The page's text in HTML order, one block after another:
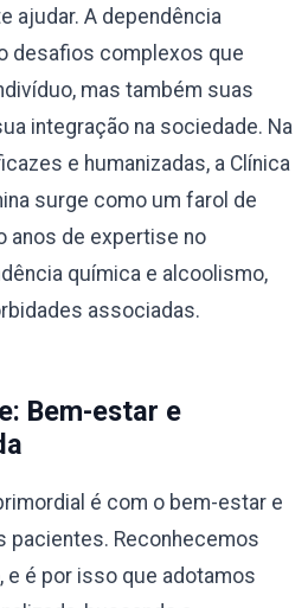
ajudar. A dependência
desafios complexos que
mas também suas
integração na sociedade. Na
e humanizadas, a Clínica
surge como um farol de
anos de expertise no
química e alcoolismo,
associadas.
Bem-estar e
é com o bem-estar e
pacientes. Reconhecemos
e é por isso que adotamos